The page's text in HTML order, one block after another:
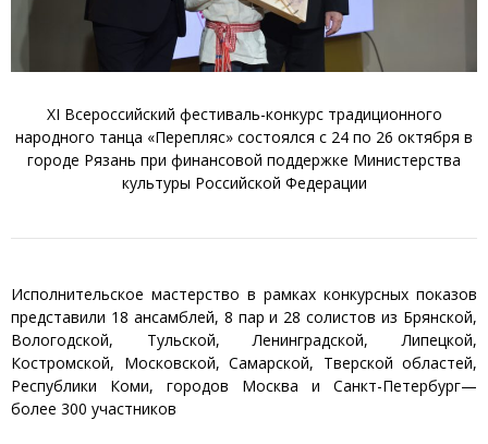
XI Всероссийский фестиваль-конкурс традиционного
народного танца «Перепляс» состоялся с 24 по 26 октября в
городе Рязань при финансовой поддержке Министерства
культуры Российской Федерации
Исполнительское мастерство в рамках конкурсных показов
представили 18 ансамблей, 8 пар и 28 солистов из Брянской,
Вологодской, Тульской, Ленинградской, Липецкой,
Костромской, Московской, Самарской, Тверской областей,
Республики Коми, городов Москва и Санкт-Петербург—
более 300 участников